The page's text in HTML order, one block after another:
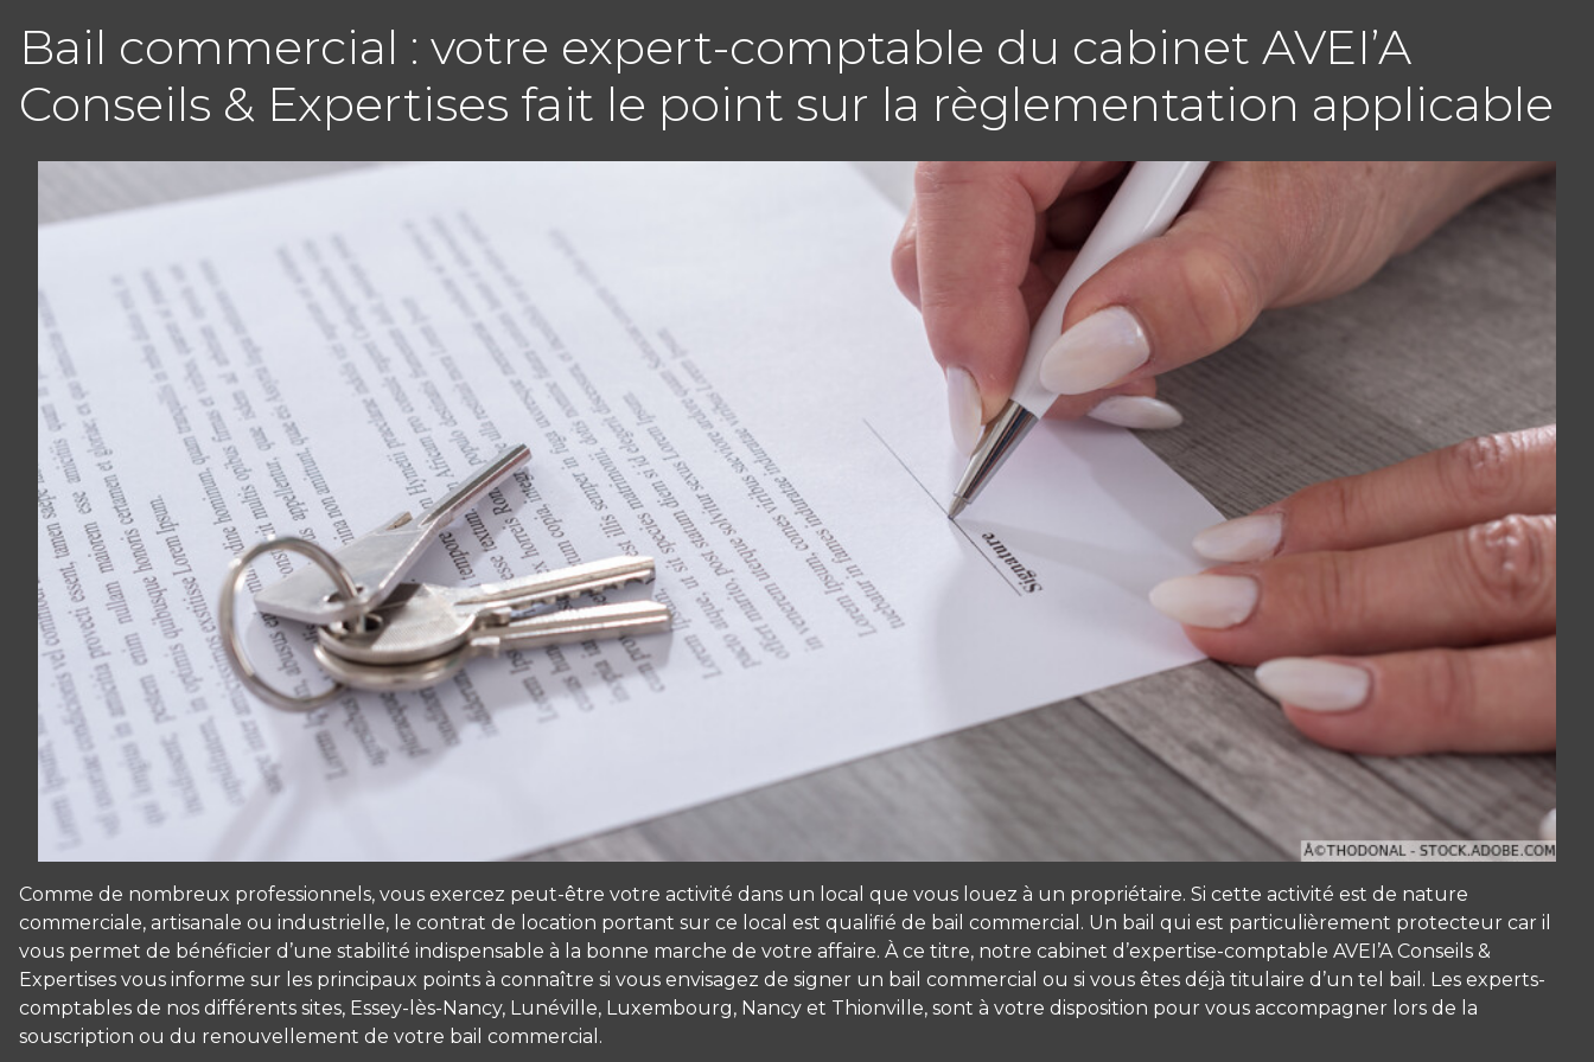
Bail commercial : votre expert-comptable du cabinet AVEI’A
Conseils & Expertises fait le point sur la règlementation applicable
Comme de nombreux professionnels, vous exercez peut-être votre activité dans un local que vous louez à un propriétaire. Si cette activité est de nature
commerciale, artisanale ou industrielle, le contrat de location portant sur ce local est qualifié de bail commercial. Un bail qui est particulièrement protecteur car il
vous permet de bénéficier d’une stabilité indispensable à la bonne marche de votre affaire. À ce titre, notre cabinet d’expertise-comptable AVEI’A Conseils &
Expertises vous informe sur les principaux points à connaître si vous envisagez de signer un bail commercial ou si vous êtes déjà titulaire d’un tel bail. Les experts-
comptables de nos différents sites, Essey-lès-Nancy, Lunéville, Luxembourg, Nancy et Thionville, sont à votre disposition pour vous accompagner lors de la
souscription ou du renouvellement de votre bail commercial.